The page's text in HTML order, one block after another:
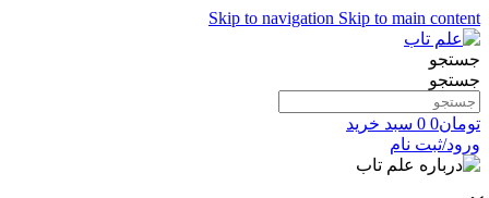
Skip to navigation Skip to main content
جستجو
جستجو
تومان0
0 سبد خرید
ورود/ثبت نام